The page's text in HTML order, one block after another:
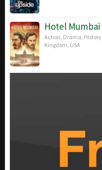
Hotel Mumbai
Action Drama History
Kingdom USA